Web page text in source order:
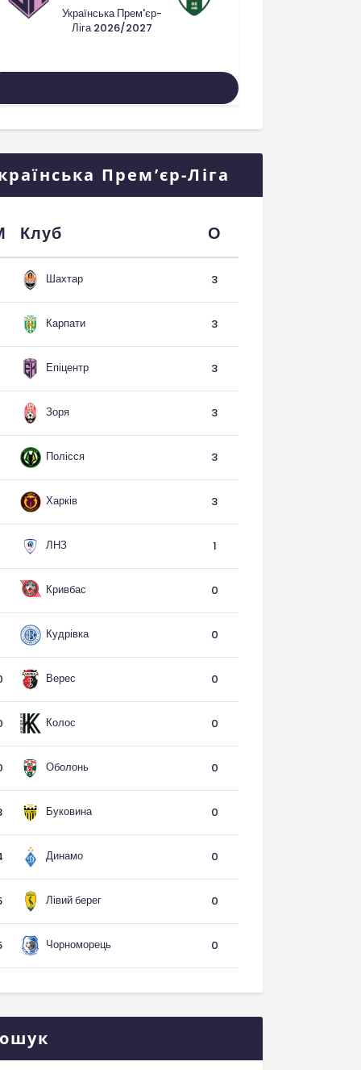
Українська Прем'єр-
Ліга 2026/2027
Прем’єр-Ліга
Клуб О
Шахтар 3
Карпати 3
Епіцентр 3
Зоря 3
Полісся 3
Харків 3
ЛНЗ 1
Кривбас 0
Кудрівка 0
Верес 0
Колос 0
Оболонь 0
Буковина 0
Динамо 0
Лівий берег 0
Чорноморець 0